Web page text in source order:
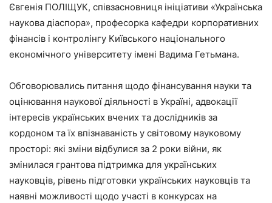
Євгенія ПОЛІЩУК, співзасновниця ініціативи «Українська
наукова діаспора», професорка кафедри корпоративних
фінансів і контролінгу Київського національного
економічного університету імені Вадима Гетьмана.
Обговорювались питання щодо фінансування науки та
оцінювання наукової діяльності в Україні, адвокації
інтересів українських вчених та дослідників за
кордоном та їх впізнаваність у світовому науковому
просторі: які зміни відбулися за 2 роки війни, як
змінилася грантова підтримка для українських
науковців, рівень підготовки українських науковців та
наявні можливості щодо участі в конкурсах на